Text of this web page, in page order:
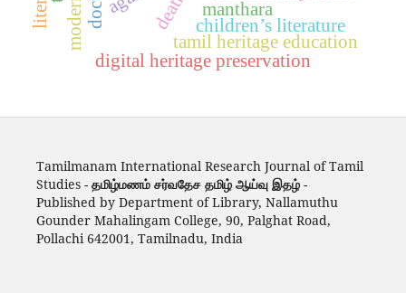
manthara
tamil heritage education
digital heritage preservation
children’s literature
Tamilmanam International Research Journal of Tamil
Studies - தமிழ்மணம் சர்வதேச தமிழ் ஆய்வு இதழ்-
Published by Department of Library, Nallamuthu
Gounder Mahalingam College, 90, Palghat Road,
Pollachi 642001, Tamilnadu, India